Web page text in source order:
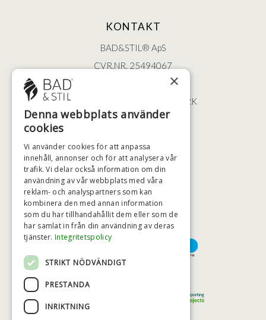
KONTAKT
BAD&STIL® ApS
CVR.NR. 25494067
ØSTERBROGADE 202
2100 KØBENHAVN • DANMARK
+46 (0)79 008 12 60
HÖGSTA KREDITVÄRDIGHET
BETALNINGSALTERNATIV
×
Denna webbplats använder
cookies
Vi använder cookies för att anpassa
innehåll, annonser och för att analysera vår
trafik. Vi delar också information om din
användning av vår webbplats med våra
reklam- och analyspartners som kan
kombinera den med annan information
som du har tillhandahållit dem eller som de
har samlat in från din användning av deras
tjänster. Integritetspolicy
STRIKT NÖDVÄNDIGT
PRESTANDA
INRIKTNING